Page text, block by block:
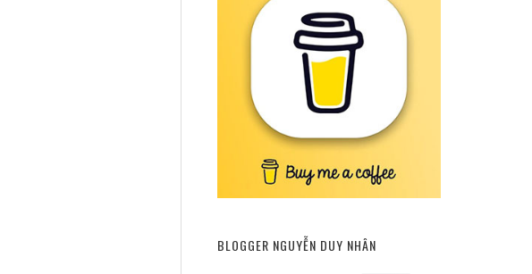
BLOGGER NGUYỄN DUY NHÂN